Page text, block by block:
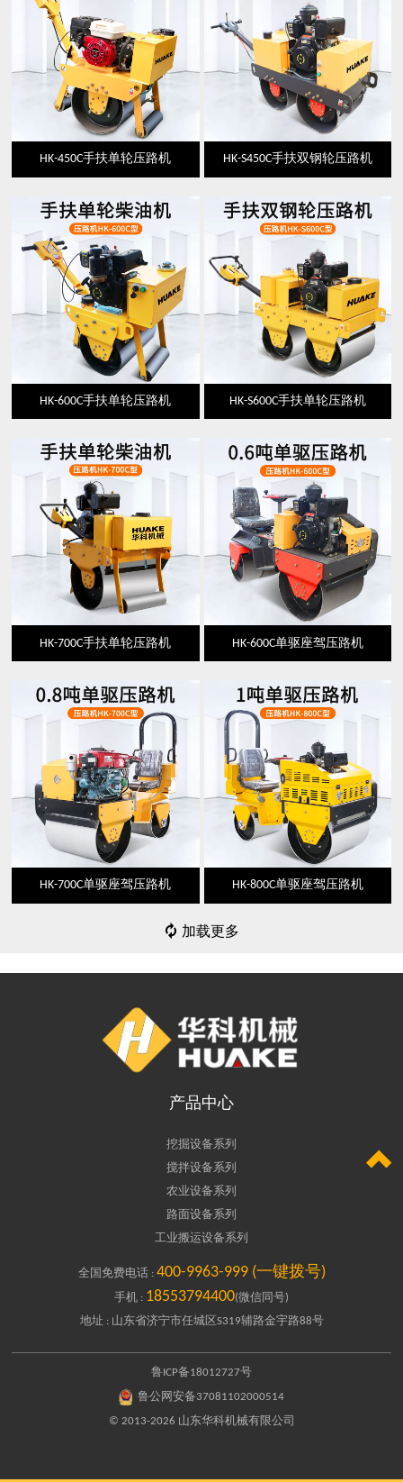
HK-450C手扶单轮压路机 HK-S450C手扶双钢轮压路机
HK-600C手扶单轮压路机 HK-S600C手扶单轮压路机
HK-700C手扶单轮压路机 HK-600C单驱座驾压路机
HK-700C单驱座驾压路机 HK-800C单驱座驾压路机
 加载更多
产品中心
挖掘设备系列
搅拌设备系列
农业设备系列
路面设备系列
工业搬运设备系列
全国免费电话 : 400-9963-999 (一键拨号)
手机 : 18553794400(微信同号)
地址 : 山东省济宁市任城区S319辅路金宇路88号
鲁ICP备18012727号
鲁公网安备37081102000514
© 2013-2026 山东华科机械有限公司
